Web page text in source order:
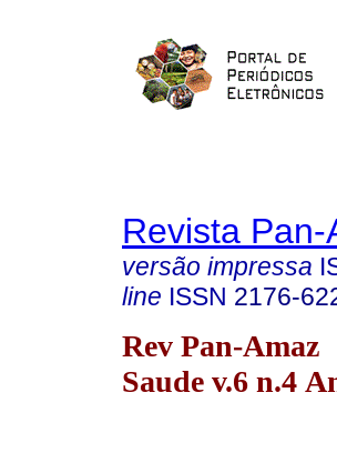
Revista
versão impressa
line ISSN 2176-
Rev Pan-Amaz
Saude v.6 n.4